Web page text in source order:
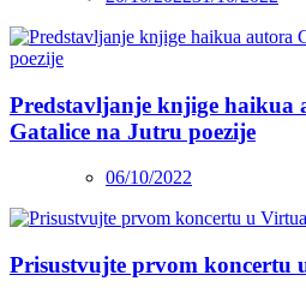
Predstavljanje knjige haikua
Gatalice na Jutru poezije
06/10/2022
Prisustvujte prvom koncertu